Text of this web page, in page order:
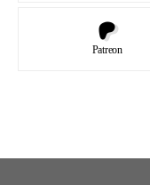
Patreon